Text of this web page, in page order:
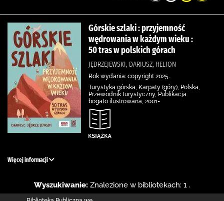
Górskie szlaki : przyjemność
wędrowania w każdym wieku :
50 tras w polskich górach
JĘDRZEJEWSKI, DARIUSZ, HELION
Rok wydania: copyright 2025.
Turystyka górska, Karpaty (góry), Polska,
Przewodnik turystyczny, Publikacja
bogato ilustrowana, 2001-
Więcej informacji
Wyszukiwanie: Znalezione w bibliotekach: 1 .